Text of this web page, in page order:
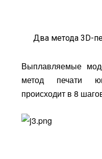
Два метода 3D-
Выплавляемые
метод печати
происходит в 8